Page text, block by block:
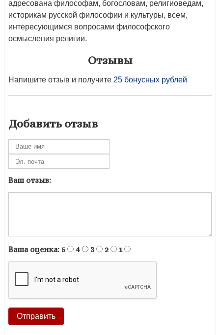
адресована философам, богословам, религиоведам,
историкам русской философии и культуры, всем,
интересующимся вопросами философского
осмысления религии.
Отзывы
Напишите отзыв и получите 25 бонусных рублей
Добавить отзыв
Ваш отзыв:
Ваша оценка: 5 4 3 2 1